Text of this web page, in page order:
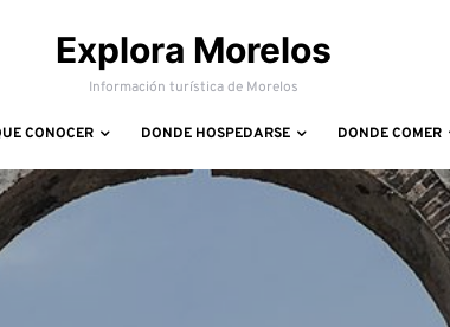
Explora Morelos
Información turística de Morelos
CONOCER DONDE HOSPEDARSE DONDE COMER